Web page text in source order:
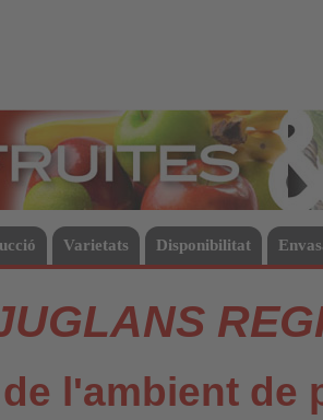
Varietats Disponibilitat
l'ambient de